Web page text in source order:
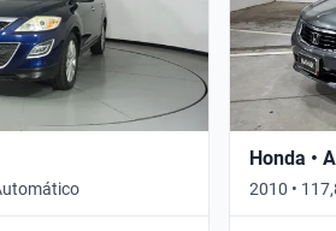
Honda •
2010 •